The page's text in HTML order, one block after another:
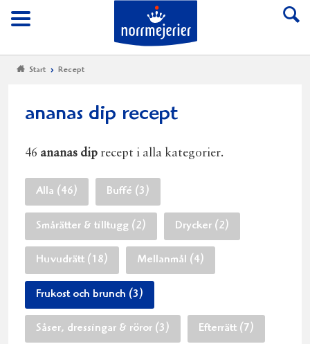
Meny
Till Norrmejerier
Start Recept
ananas dip recept
46 ananas dip recept i alla kategorier.
Alla (46) Buffé (3)
Smårätter & tilltugg (2) Drycker (2)
Huvudrätt (18) Mellanmål (4)
Frukost och brunch (3)
Såser, dressingar & röror (3) Efterrätt (7)